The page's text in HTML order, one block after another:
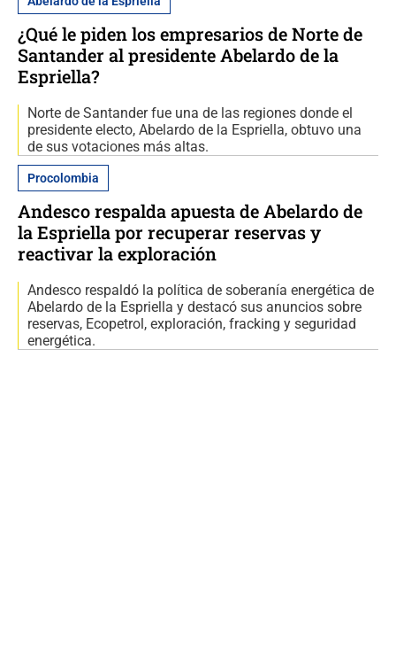
¿Qué le piden los empresarios de Norte de
Santander al presidente Abelardo de la
Espriella?
Norte de Santander fue una de las regiones donde el
presidente electo, Abelardo de la Espriella, obtuvo una
de sus votaciones más altas.
Procolombia
Andesco respalda apuesta de Abelardo de
la Espriella por recuperar reservas y
reactivar la exploración
Andesco respaldó la política de soberanía energética de
Abelardo de la Espriella y destacó sus anuncios sobre
reservas, Ecopetrol, exploración, fracking y seguridad
energética.